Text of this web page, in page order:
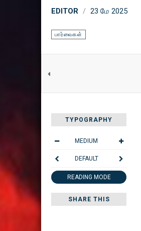
EDITOR 23 மே 2025
பார்வைகள்
TYPOGRAPHY
MEDIUM
DEFAULT
READING MODE
SHARE THIS